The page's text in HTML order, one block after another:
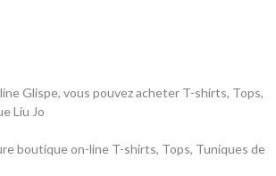
Glispe, vous pouvez acheter T-shirts, Tops,
Liu Jo
boutique on-line T-shirts, Tops, Tuniques de